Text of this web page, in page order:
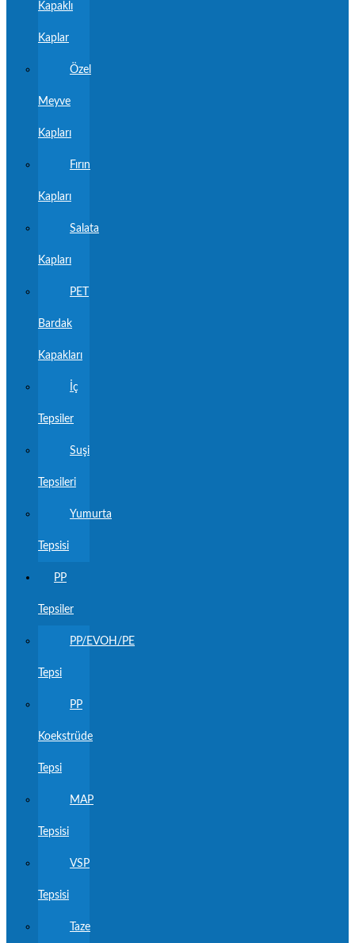
Kapaklı
Kaplar
Özel
Meyve
Kapları
Fırın
Kapları
Salata
Kapları
PET
Bardak
Kapakları
İç
Tepsiler
Suşi
Tepsileri
Yumurta
Tepsisi
PP
Tepsiler
PP/EVOH/PE
Tepsi
PP
Koekstrüde
Tepsi
MAP
Tepsisi
VSP
Tepsisi
Taze